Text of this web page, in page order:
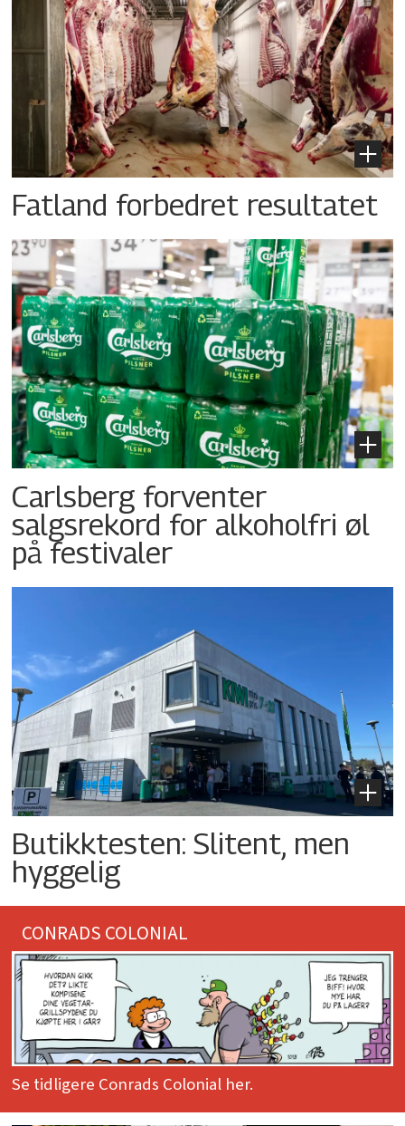
Fatland forbedret resultatet
Carlsberg forventer
salgsrekord for alkoholfri øl
på festivaler
Butikktesten: Slitent, men
hyggelig
CONRADS COLONIAL
Se tidligere Conrads Colonial her.